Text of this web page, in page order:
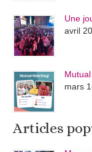
Une
avril
mars
Articles